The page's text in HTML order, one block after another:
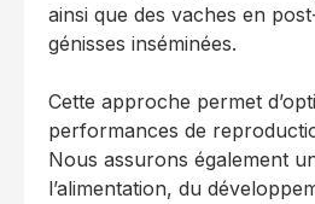
ainsi que des vaches en
génisses inséminées.
Cette approche permet
performances de
Nous assurons également
l’alimentation, du